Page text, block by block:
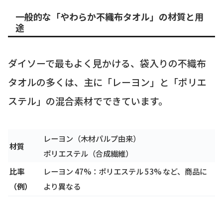
一般的な「やわらか不織布タオル」の材質と用
途
ダイソーで最もよく見かける、袋入りの不織布
タオルの多くは、主に「レーヨン」と「ポリエ
ステル」の混合素材でできています。
材質
レーヨン（木材パルプ由来）
ポリエステル（合成繊維）
比率
（例）
レーヨン 47%：ポリエステル 53% など、商品に
より異なる